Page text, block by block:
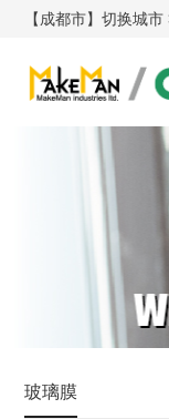
【成都市】切换城
玻璃膜